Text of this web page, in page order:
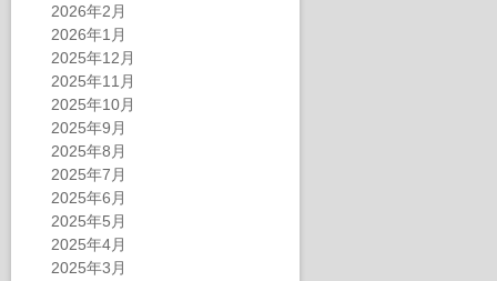
2026年2月
2026年1月
2025年12月
2025年11月
2025年10月
2025年9月
2025年8月
2025年7月
2025年6月
2025年5月
2025年4月
2025年3月